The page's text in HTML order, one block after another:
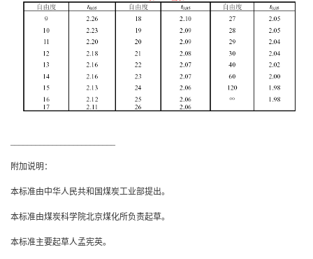
附加说明：
本标准由中华人民共和国煤炭工业部提出。
本标准由煤炭科学院北京煤化所负责起草。
本标准主要起草人孟宪英。